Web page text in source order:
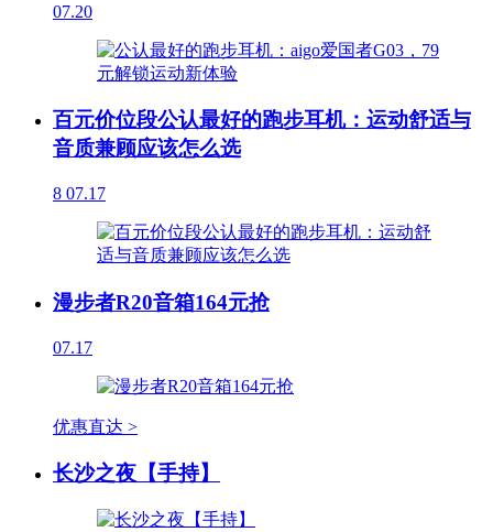
07.20
百元价位段公认最好的跑步耳机：运动舒适与
音质兼顾应该怎么选
8 07.17
漫步者R20音箱164元抢
07.17
优惠直达 >
长沙之夜【手持】